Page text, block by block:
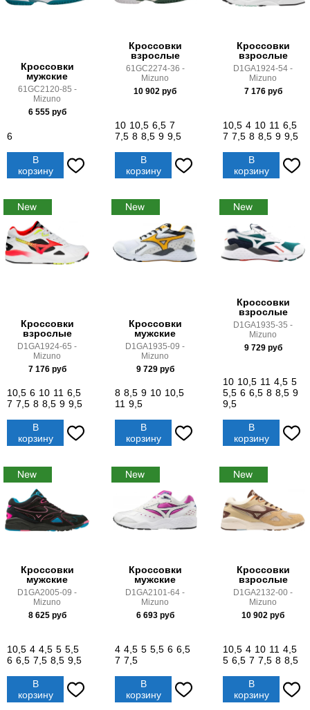
Кроссовки
мужские
61GC2120-85 -
Mizuno
6 555руб
6
В
корзину
Кроссовки
взрослые
61GC2274-36 -
Mizuno
10 902 руб
10 10,5 6,5 7
7,5 8 8,5 9 9,5
В
корзину
Кроссовки
взрослые
D1GA1924-54 -
Mizuno
7 176руб
10,5 4 10 11 6,5
7 7,5 8 8,5 9 9,5
В
корзину
Кроссовки
взрослые
D1GA1924-65 -
Mizuno
7 176руб
10,5 6 10 11 6,5
7 7,5 8 8,5 9 9,5
В
корзину
Кроссовки
мужские
D1GA1935-09 -
Mizuno
9 729руб
8 8,5 9 10 10,5
11 9,5
В
корзину
Кроссовки
взрослые
D1GA1935-35 -
Mizuno
9 729руб
10 10,5 11 4,5 5
5,5 6 6,5 8 8,5 9
9,5
В
корзину
Кроссовки
мужские
D1GA2005-09 -
Mizuno
8 625руб
10,5 4 4,5 5 5,5
6 6,5 7,5 8,5 9,5
В
корзину
Кроссовки
мужские
D1GA2101-64 -
Mizuno
6 693руб
4 4,5 5 5,5 6 6,5
7 7,5
В
корзину
Кроссовки
взрослые
D1GA2132-00 -
Mizuno
10 902 руб
10,5 4 10 11 4,5
5 6,5 7 7,5 8 8,5
В
корзину